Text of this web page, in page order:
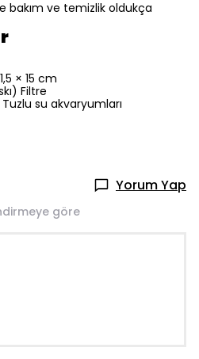
bakım ve temizlik oldukça
× 15 cm
Filtre
Tuzlu su akvaryumları
Yorum Yap
göre